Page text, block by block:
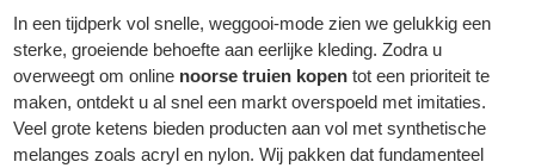
In een tijdperk vol snelle, weggooi-mode zien we gelukkig een
sterke, groeiende behoefte aan eerlijke kleding. Zodra u
overweegt om online noorse truien kopen tot een prioriteit te
maken, ontdekt u al snel een markt overspoeld met imitaties.
Veel grote ketens bieden producten aan vol met synthetische
melanges zoals acryl en nylon. Wij pakken dat fundamenteel